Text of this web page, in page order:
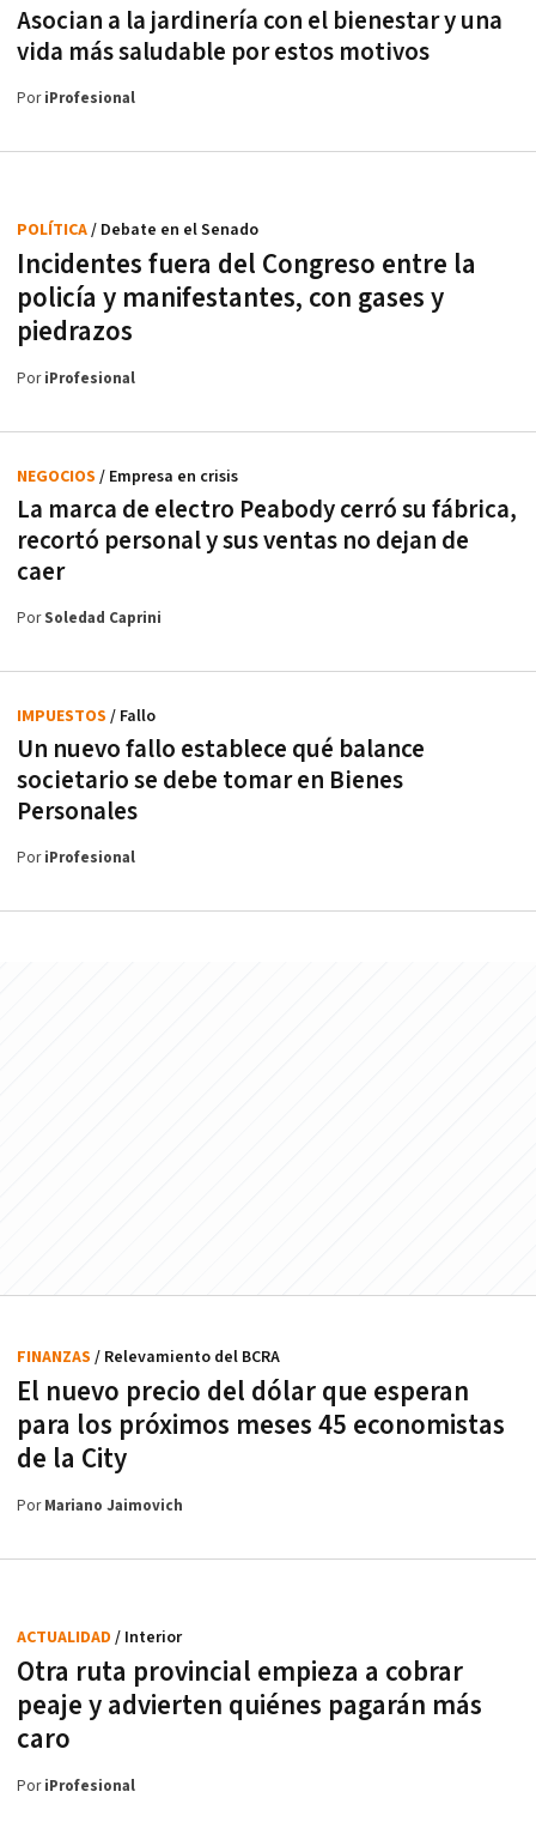
Asocian a la jardinería con el bienestar y una
vida más saludable por estos motivos
PoriProfesional
Incidentes fuera del Congreso entre la
policía y manifestantes, con gases y
piedrazos
POLÍTICA/ Debate en el Senado
PoriProfesional
La marca de electro Peabody cerró su fábrica,
recortó personal y sus ventas no dejan de
caer
NEGOCIOS / Empresa en crisis
PorSoledad Caprini
Un nuevo fallo establece qué balance
societario se debe tomar en Bienes
Personales
IMPUESTOS / Fallo
PoriProfesional
El nuevo precio del dólar que esperan
para los próximos meses 45 economistas
de la City
FINANZAS / Relevamiento del BCRA
PorMariano Jaimovich
Otra ruta provincial empieza a cobrar
peaje y advierten quiénes pagarán más
caro
ACTUALIDAD / Interior
PoriProfesional